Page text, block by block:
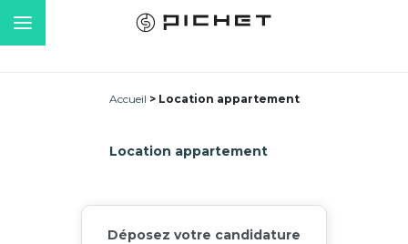
Accueil Location appartement
Location appartement
Déposez votre candidature